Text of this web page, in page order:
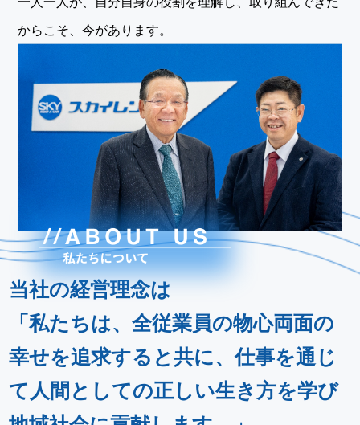
からこそ、今があります。
当社の経営理念は
「私たちは、全従業員の物心両面の
幸せを追求すると共に、仕事を通じ
て人間としての正しい生き方を学び